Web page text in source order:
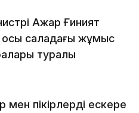
Ажар Ғиният
саладағы жұмыс
туралы
пікірлерді ескере